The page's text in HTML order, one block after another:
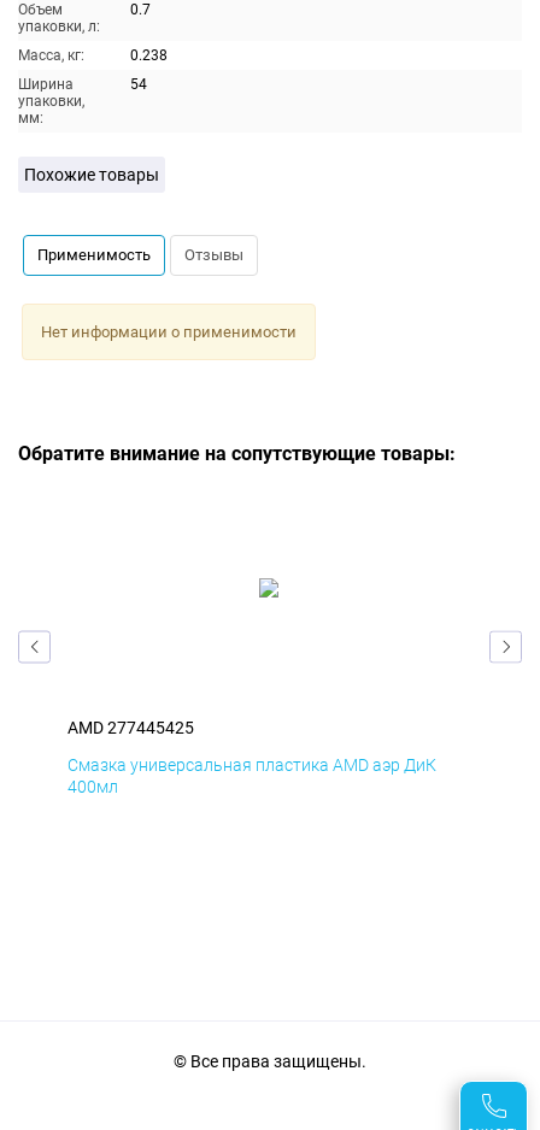
Объем
упаковки, л:
0.7
Масса, кг:
0.238
Ширина
упаковки,
мм:
54
Похожие товары
Применимость Отзывы
Нет информации о применимости
Обратите внимание на сопутствующие товары:
AMD 277445425
Смазка универсальная пластика AMD аэр ДиК
400мл
© Все права защищены.